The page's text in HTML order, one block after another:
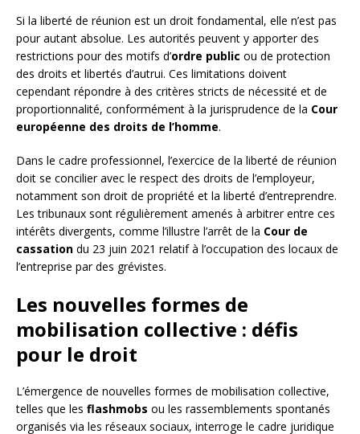
Si la liberté de réunion est un droit fondamental, elle n’est pas
pour autant absolue. Les autorités peuvent y apporter des
restrictions pour des motifs d’ordre public ou de protection
des droits et libertés d’autrui. Ces limitations doivent
cependant répondre à des critères stricts de nécessité et de
proportionnalité, conformément à la jurisprudence de la Cour
européenne des droits de l’homme.
Dans le cadre professionnel, l’exercice de la liberté de réunion
doit se concilier avec le respect des droits de l’employeur,
notamment son droit de propriété et la liberté d’entreprendre.
Les tribunaux sont régulièrement amenés à arbitrer entre ces
intérêts divergents, comme l’illustre l’arrêt de la Cour de
cassation du 23 juin 2021 relatif à l’occupation des locaux de
l’entreprise par des grévistes.
Les nouvelles formes de
mobilisation collective : défis
pour le droit
L’émergence de nouvelles formes de mobilisation collective,
telles que les flashmobs ou les rassemblements spontanés
organisés via les réseaux sociaux, interroge le cadre juridique